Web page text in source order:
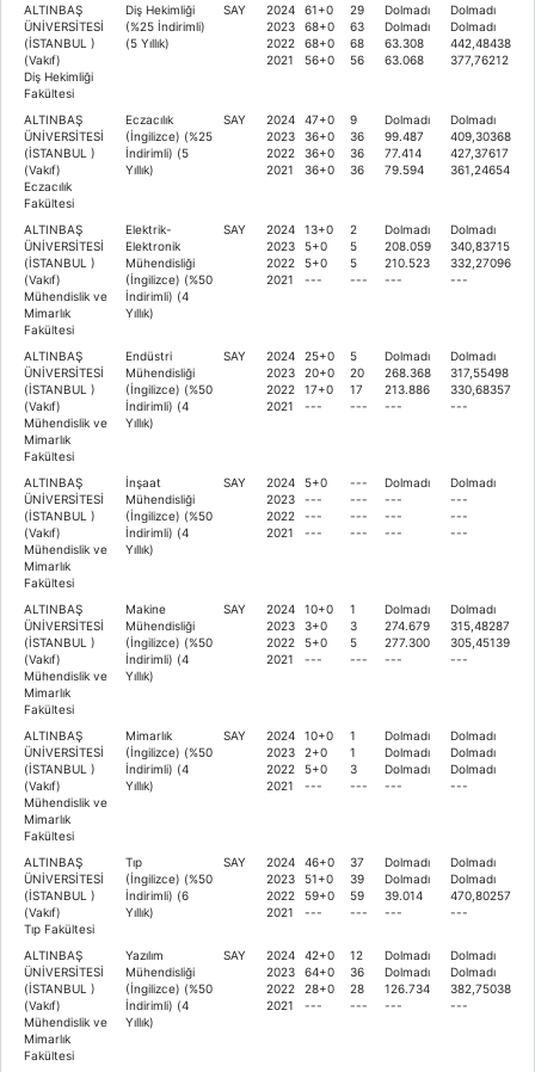
ALTINBAŞ
ÜNİVERSİTESİ
(İSTANBUL )
(Vakıf)
Diş Hekimliği
Fakültesi
Diş Hekimliği
(%25 İndirimli)
(5 Yıllık)
SAY
2024
2023
2022
2021
61+0
68+0
68+0
56+0
29
63
68
56
Dolmadı
Dolmadı
63.308
63.068
Dolmadı
Dolmadı
442,48438
377,76212
ALTINBAŞ
ÜNİVERSİTESİ
(İSTANBUL )
(Vakıf)
Eczacılık
Fakültesi
Eczacılık
(İngilizce) (%25
İndirimli) (5
Yıllık)
SAY
2024
2023
2022
2021
47+0
36+0
36+0
36+0
9
36
36
36
Dolmadı
99.487
77.414
79.594
Dolmadı
409,30368
427,37617
361,24654
ALTINBAŞ
ÜNİVERSİTESİ
(İSTANBUL )
(Vakıf)
Mühendislik ve
Mimarlık
Fakültesi
Elektrik-
Elektronik
Mühendisliği
(İngilizce) (%50
İndirimli) (4
Yıllık)
SAY
2024
2023
2022
2021
13+0
5+0
5+0
---
2
5
5
---
Dolmadı
208.059
210.523
---
Dolmadı
340,83715
332,27096
---
ALTINBAŞ
ÜNİVERSİTESİ
(İSTANBUL )
(Vakıf)
Mühendislik ve
Mimarlık
Fakültesi
Endüstri
Mühendisliği
(İngilizce) (%50
İndirimli) (4
Yıllık)
SAY
2024
2023
2022
2021
25+0
20+0
17+0
---
5
20
17
---
Dolmadı
268.368
213.886
---
Dolmadı
317,55498
330,68357
---
ALTINBAŞ
ÜNİVERSİTESİ
(İSTANBUL )
(Vakıf)
Mühendislik ve
Mimarlık
Fakültesi
İnşaat
Mühendisliği
(İngilizce) (%50
İndirimli) (4
Yıllık)
SAY
2024
2023
2022
2021
5+0
---
---
---
---
---
---
---
Dolmadı
---
---
---
Dolmadı
---
---
---
ALTINBAŞ
ÜNİVERSİTESİ
(İSTANBUL )
(Vakıf)
Mühendislik ve
Mimarlık
Fakültesi
Makine
Mühendisliği
(İngilizce) (%50
İndirimli) (4
Yıllık)
SAY
2024
2023
2022
2021
10+0
3+0
5+0
---
1
3
5
---
Dolmadı
274.679
277.300
---
Dolmadı
315,48287
305,45139
---
ALTINBAŞ
ÜNİVERSİTESİ
(İSTANBUL )
(Vakıf)
Mühendislik ve
Mimarlık
Fakültesi
Mimarlık
(İngilizce) (%50
İndirimli) (4
Yıllık)
SAY
2024
2023
2022
2021
10+0
2+0
5+0
---
1
1
3
---
Dolmadı
Dolmadı
Dolmadı
---
Dolmadı
Dolmadı
Dolmadı
---
ALTINBAŞ
ÜNİVERSİTESİ
(İSTANBUL )
(Vakıf)
Tıp Fakültesi
Tıp
(İngilizce) (%50
İndirimli) (6
Yıllık)
SAY
2024
2023
2022
2021
46+0
51+0
59+0
---
37
39
59
---
Dolmadı
Dolmadı
39.014
---
Dolmadı
Dolmadı
470,80257
---
ALTINBAŞ
ÜNİVERSİTESİ
(İSTANBUL )
(Vakıf)
Mühendislik ve
Mimarlık
Fakültesi
Yazılım
Mühendisliği
(İngilizce) (%50
İndirimli) (4
Yıllık)
SAY
2024
2023
2022
2021
42+0
64+0
28+0
---
12
36
28
---
Dolmadı
Dolmadı
126.734
---
Dolmadı
Dolmadı
382,75038
---